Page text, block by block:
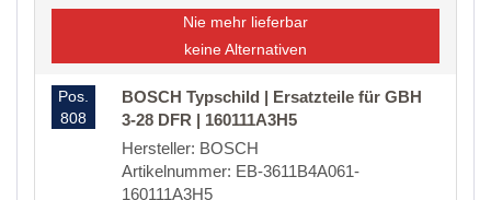
Nie mehr lieferbar
keine Alternativen
Pos.
808
BOSCH Typschild | Ersatzteile für GBH
3-28 DFR | 160111A3H5
Hersteller: BOSCH
Artikelnummer: EB-3611B4A061-
160111A3H5